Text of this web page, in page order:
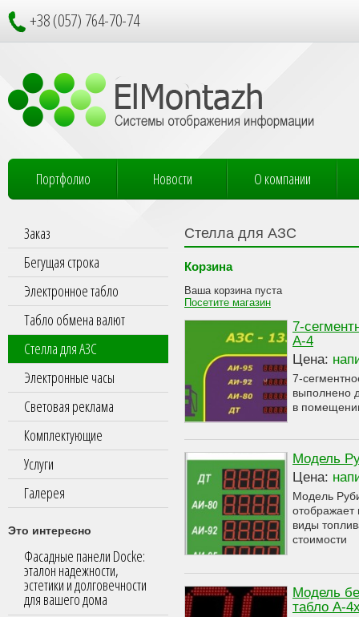
+38 (057) 764-70-74
Портфолио Новости О компании
Заказ
Бегущая строка
Электронное табло
Табло обмена валют
Стелла для АЗС
Электронные часы
Световая реклама
Комплектующие
Услуги
Галерея
Это интересно
Фасадные панели Docke:
эталон надежности,
эстетики и долговечности
для вашего дома
Стелла для АЗС
Корзина
Ваша корзина пуста
Посетите магазин
7-
А-4
Цена:
7-
выполнено
в
Модель
Цена:
Модель
виды
стоимости
Модель
табло А-